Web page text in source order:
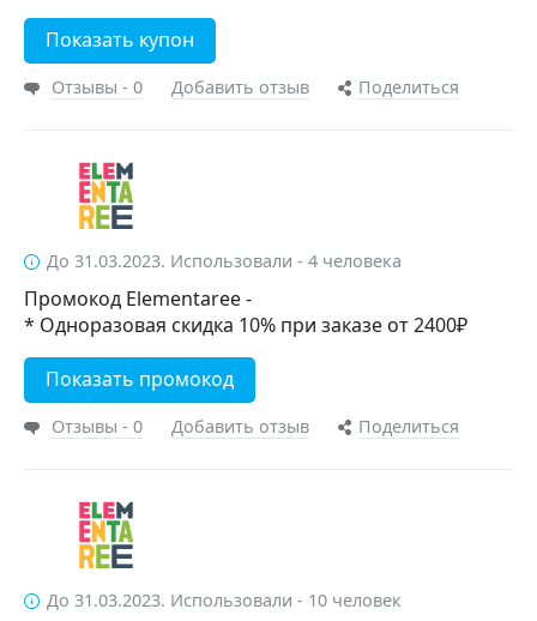
Показать купон
Отзывы - 0 Добавить отзыв Поделиться
До 31.03.2023. Использовали - 4 человека
Промокод Elementaree -
* Одноразовая скидка 10% при заказе от 2400₽
Показать промокод
Отзывы - 0 Добавить отзыв Поделиться
До 31.03.2023. Использовали - 10 человек